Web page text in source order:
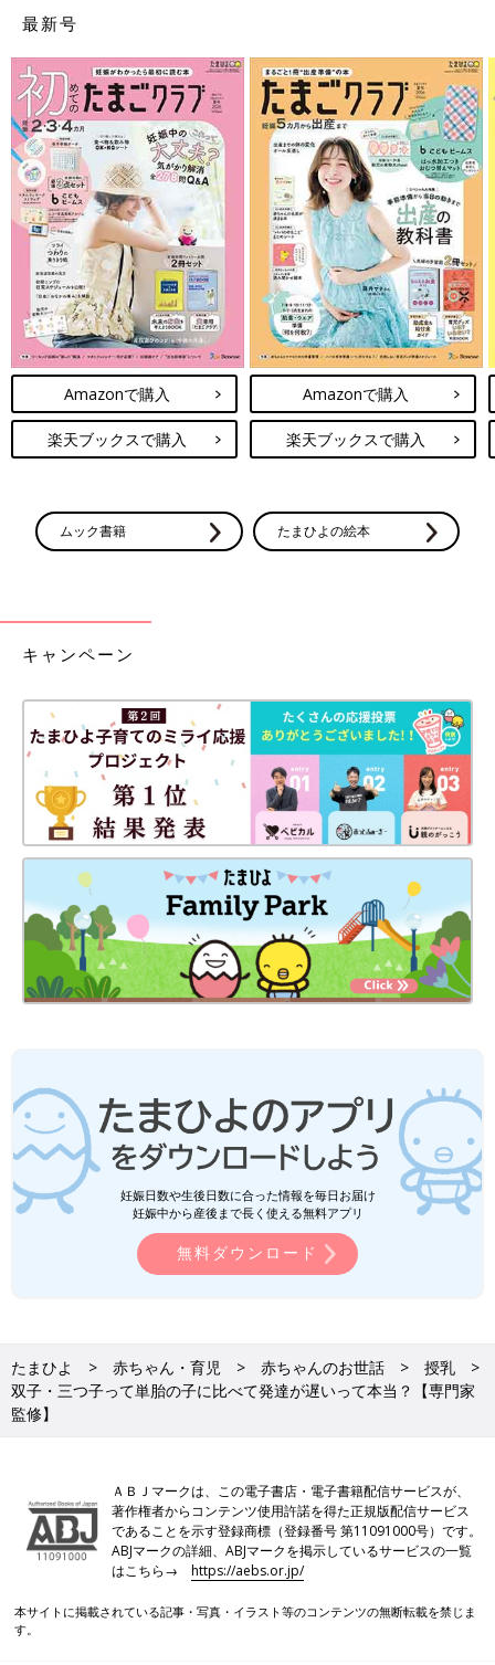
小さく生まれることも多い、双子・三つ子の赤ちゃん。さらに
は、きょうだいの間での成長にも差が現れることもあり、ママや
パパが不安な気持ちになってしまうこともあると思います。しか
し、赤ちゃんはしっかり成長しています。長い目で、赤ちゃんた
ちの様子を見守っていきましょう。
監修／仲 真紀子先生 取材・文／ひよこクラブ編集部
仲 真紀子先生（なか まきこ）
[三つ子まみれな毎日＃115] 三つ子、園
で目立つ
こんにちは！宮瀬とまとです。 2012年産まれ
の三つ子のお母さんをしてます！ 三つ子たちと
てんやわんやな毎日を過ごしております♪ 幼稚
園のお話が続いています☆ 今回は、幼稚園でど
うしても目立ってしまったお話です。
教授、北海道大学教授などを経て2017年より現職。
■双子・多胎に関する関連記事
・双子・三つ子になる理由は？ 一卵性と二卵性の違いって？
【専門家監修】
・
双子・三つ子の病院はどう選ぶ？ 健診の内容や入院のタイミ
ングは？【専門家監修】
多胎妊娠で管理入院になる理由は？ 入院中はどんな生活をす
双子・三つ子の出産方法 帝王切開、経膣分娩、それぞれのメ
リット・デメリットって？【専門家監修】
・双子・三つ子を出産するときの病院のサポートと産後の処置っ
て？【専門家監修】
・双子・三つ子の授乳ってどうするの？【専門家監修】
・双子・三つ子って単胎の子に比べて発達が遅いって本当？【専
門家監修】
最新号
Amazonで購入
楽天ブックスで購入
Amazonで購入
楽天ブックスで購入
ムック書籍 たまひよの絵本
キャンペーン
妊娠日数や生後日数に合った情報を毎日お届け
妊娠中から産後まで長く使える無料アプリ
無料ダウンロード
たまひよ 赤ちゃん・育児 赤ちゃんのお世話
授乳
双子・三つ子って単胎の子に比べて発達が遅いって本当？【専門家
監修】
ＡＢＪマークは、この電子書店・電子書籍配信サービスが、
著作権者からコンテンツ使用許諾を得た正規版配信サービス
であることを示す登録商標（登録番号 第11091000号）です。
ABJマークの詳細、ABJマークを掲示しているサービスの一覧
はこちら→https://aebs.or.jp/
本サイトに掲載されている記事・写真・イラスト等のコンテンツの無断転載を禁じま
す。